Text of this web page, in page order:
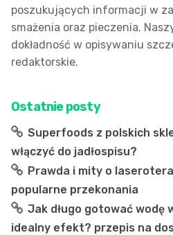
poszukujących informacji w
smażenia oraz pieczenia.
dokładność w opisywaniu
redaktorskie.
Ostatnie posty
Superfoods z polskich
włączyć do jadłospisu?
Prawda i mity o
popularne przekonania
Jak długo gotować wodę
idealny efekt? przepis na